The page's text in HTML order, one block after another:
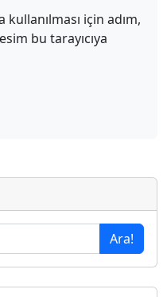
için adım,
bu tarayıcıya
Ara!